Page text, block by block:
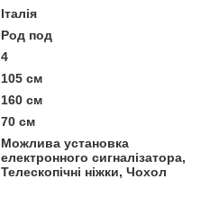
Італія
Род под
4
105 см
160 см
70 см
Можлива установка
електронного сигналізатора,
Телескопічні ніжки, Чохол